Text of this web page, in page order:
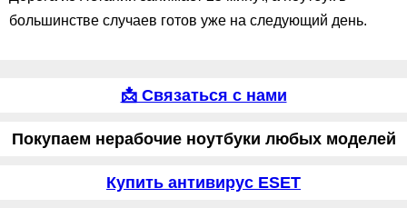
большинстве случаев готов уже на следующий день.
📩 Связаться с нами
Покупаем нерабочие ноутбуки любых моделей
Купить антивирус ESET